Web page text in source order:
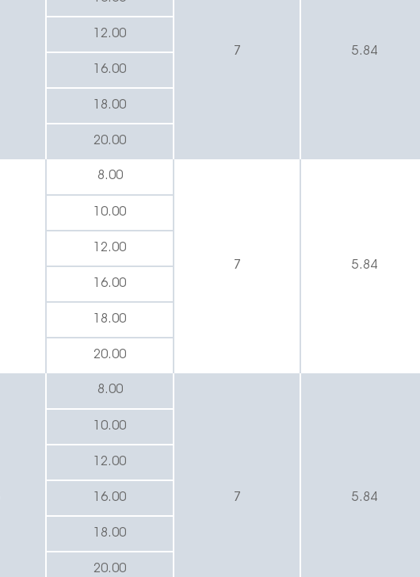
7 5.84
12.00
16.00
18.00
20.00
8.00
7 5.84
10.00
12.00
16.00
18.00
20.00
8.00
7 5.84
10.00
12.00
16.00
18.00
20.00